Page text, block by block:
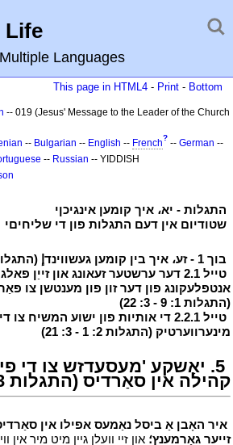
Life
Languages
This page in HTML4 - Print - Bottom
-- 019 (Jesus' Message to the Leader of the Church
-- Bulgarian -- English -- French? -- German --
-- Russian -- YIDDISH
התגלות - יא، איך קומען אינגיכןי
שטודיום אין דעם התגלות פון די שליחיםי
בוך 1 - זע، איך בין קומען געשווינדإ (התגלות 1: 1 - 3: 22)
טייל 2.1 דער ערשטער זעאונג און זייַן
אנטפלעקונג פון דער זון פון מענטשן צו
(התגלות 1: 9 - 3: 22)
טייל 2.2.1 די אותיות פון ישוע המשיח
מינערווערטיק (התגלות 2: 1 - 3: 21)
5. יאָשקע 'מעסעדזש צו די
קהילה אין סאַרדיס (התגלות 3: 6-1)
איר האָבן אַ ביסל נאַמעס אפילו אין
זייער גאַרמענץ؛ און זיי וועלן גיין מיט מיר אין